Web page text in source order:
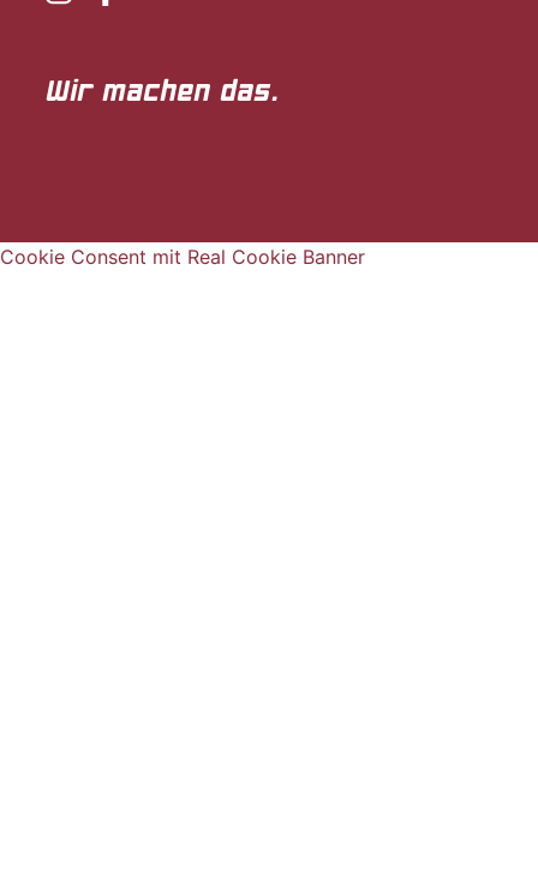
Wir machen das.
Cookie Consent mit Real Cookie Banner